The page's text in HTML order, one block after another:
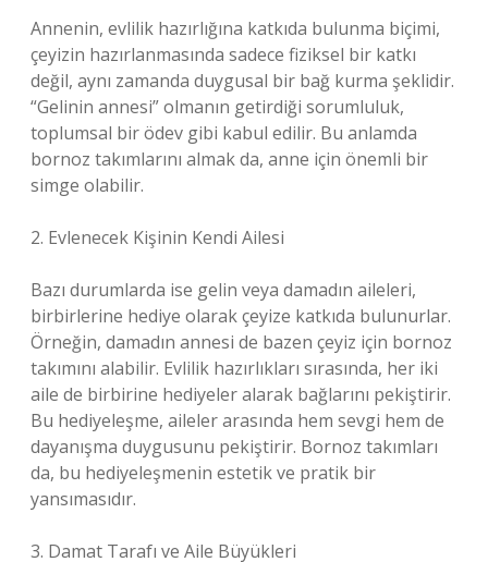
Annenin, evlilik hazırlığına katkıda bulunma biçimi,
çeyizin hazırlanmasında sadece fiziksel bir katkı
değil, aynı zamanda duygusal bir bağ kurma şeklidir.
“Gelinin annesi” olmanın getirdiği sorumluluk,
toplumsal bir ödev gibi kabul edilir. Bu anlamda
bornoz takımlarını almak da, anne için önemli bir
simge olabilir.
2. Evlenecek Kişinin Kendi Ailesi
Bazı durumlarda ise gelin veya damadın aileleri,
birbirlerine hediye olarak çeyize katkıda bulunurlar.
Örneğin, damadın annesi de bazen çeyiz için bornoz
takımını alabilir. Evlilik hazırlıkları sırasında, her iki
aile de birbirine hediyeler alarak bağlarını pekiştirir.
Bu hediyeleşme, aileler arasında hem sevgi hem de
dayanışma duygusunu pekiştirir. Bornoz takımları
da, bu hediyeleşmenin estetik ve pratik bir
yansımasıdır.
3. Damat Tarafı ve Aile Büyükleri